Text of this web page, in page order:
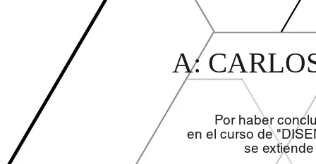
A:
Por haber
en el curso de
se